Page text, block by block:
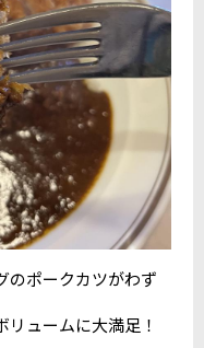
のポークカツがわず
ュームに大満足！